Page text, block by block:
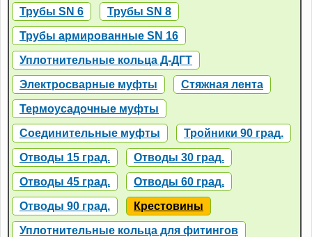
Трубы SN 6 Трубы SN 8
Трубы армированные SN 16
Уплотнительные кольца Д-ДГТ
Электросварные муфты Стяжная лента
Термоусадочные муфты
Соединительные муфты Тройники 90 град.
Отводы 15 град. Отводы 30 град.
Отводы 45 град. Отводы 60 град.
Отводы 90 град. Крестовины
Уплотнительные кольца для фитингов